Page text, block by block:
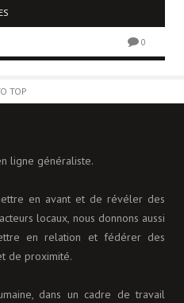
0
TOP
ligne généraliste.
en avant et de révéler des
locaux, nous donnons aussi
en relation et fédérer des
de proximité.
dans un cadre de travail